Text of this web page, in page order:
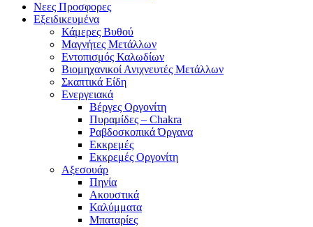
Νεες Προσφορες
Εξειδικευμένα
Κάμερες Βυθού
Μαγνήτες Μετάλλων
Εντοπισμός Καλωδίων
Βιομηχανικοί Ανιχνευτές Μετάλλων
Σκαπτικά Είδη
Ενεργειακά
Βέργες Οργονίτη
Πυραμίδες – Chakra
Ραβδοσκοπικά Όργανα
Εκκρεμές
Εκκρεμές Οργονίτη
Αξεσουάρ
Πηνία
Ακουστικά
Καλύμματα
Μπαταρίες